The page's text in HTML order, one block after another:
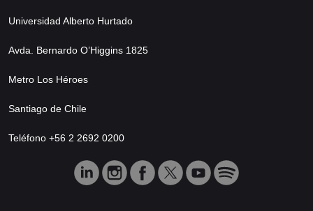
Universidad Alberto Hurtado
Avda. Bernardo O’Higgins 1825
Metro Los Héroes
Santiago de Chile
Teléfono +56 2 2692 0200